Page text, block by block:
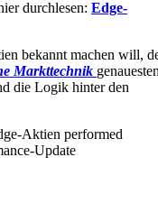
durchlesen: Edge-
bekannt machen will,
Markttechnik
die Logik hinter den
Aktien performed
Update